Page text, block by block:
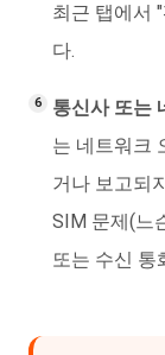
최근 탭에서
다.
통신사 또는
는 네트워크
거나 보고되
SIM 문제(느
또는 수신 통